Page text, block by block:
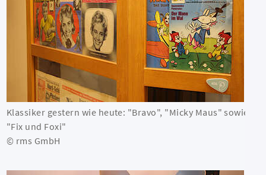
Klassiker gestern wie heute: "Bravo", "Micky Maus" sowie
"Fix und Foxi"
© rms GmbH